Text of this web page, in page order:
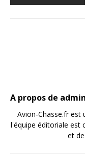
A propos de admin
Avion-Chasse.fr
l'équipe éditoriale est
et